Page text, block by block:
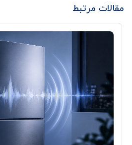
مقالات مرتبط